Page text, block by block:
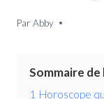
Par Abby
23 mai 2026
Sommaire
1 Horoscope